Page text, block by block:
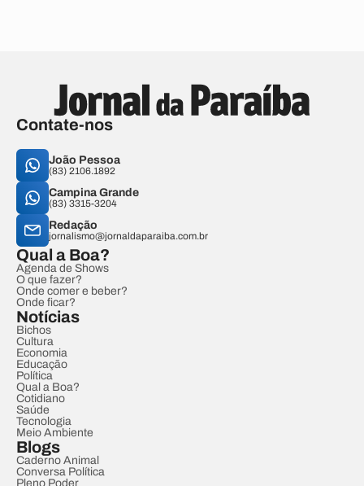
Contate-nos
João Pessoa
(83) 2106.1892
Campina Grande
(83) 3315-3204
Redação
jornalismo@jornaldaparaiba.com.br
Qual a Boa?
Agenda de Shows
O que fazer?
Onde comer e beber?
Onde ficar?
Notícias
Bichos
Cultura
Economia
Educação
Política
Qual a Boa?
Cotidiano
Saúde
Tecnologia
Meio Ambiente
Blogs
Caderno Animal
Conversa Política
Pleno Poder